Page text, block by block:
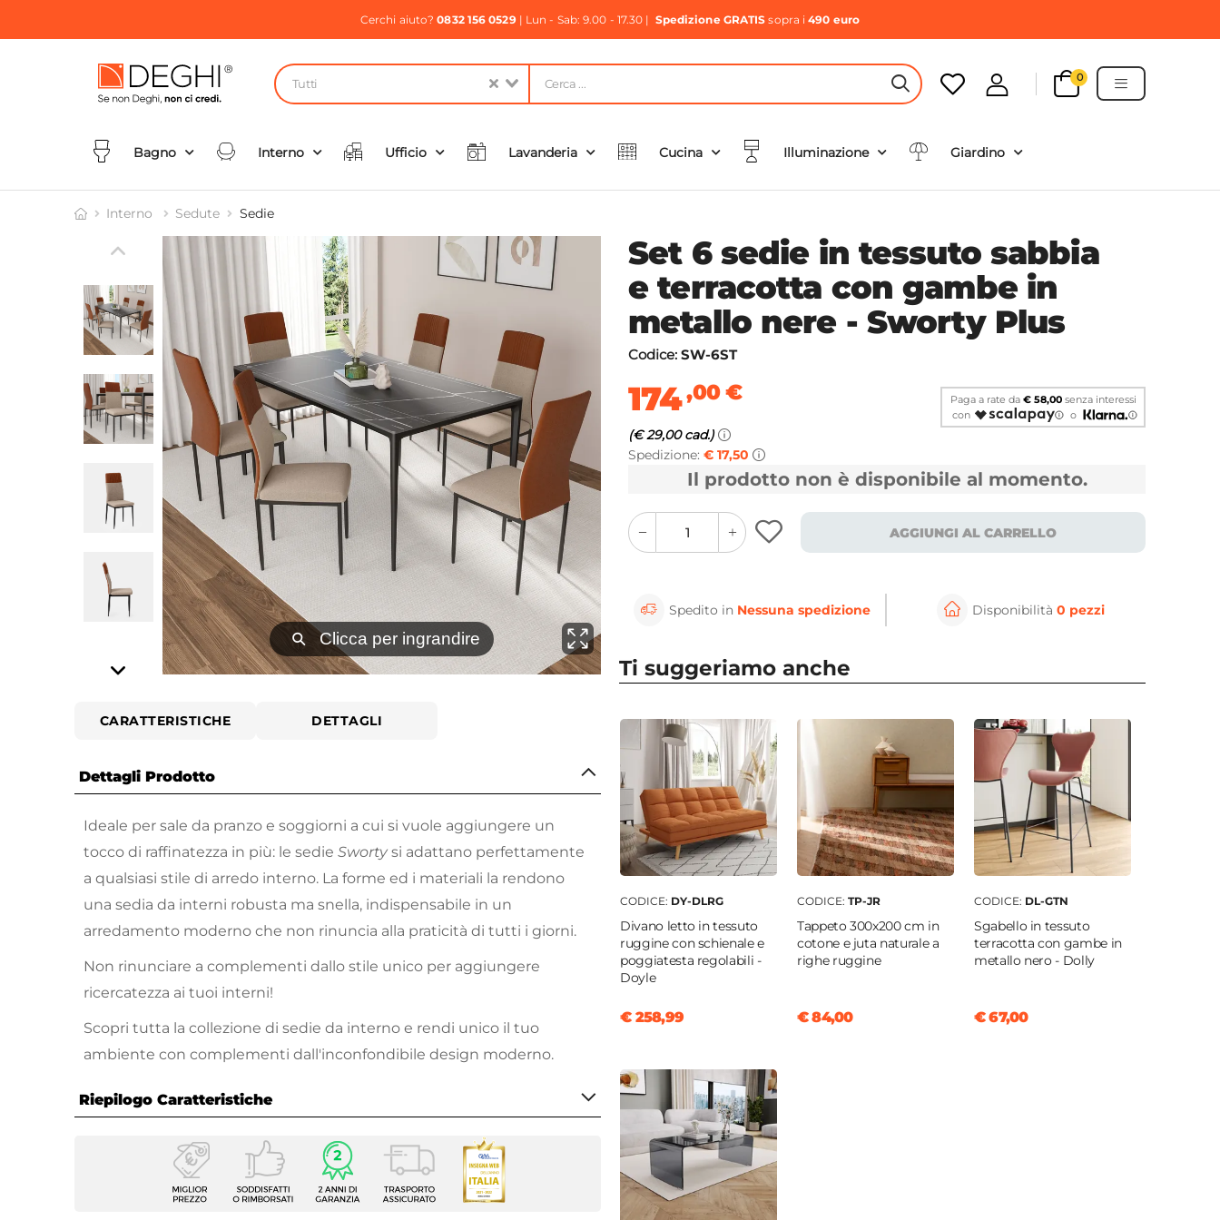
Cerchi aiuto?0832 156 0529| Lun - Sab: 9.00 - 17.30 | Spedizione GRATIS sopra i490 euro
Tutti HEADER SEARCH BUTTON
0
Bagno Interno Ufficio Lavanderia Cucina Illuminazione Giardino
Interno Sedute Sedie
⚲ Clicca per ingrandire
CARATTERISTICHE DETTAGLI
Dettagli Prodotto
Ideale per sale da pranzo e soggiorni a cui si vuole aggiungere un
tocco di raffinatezza in più: le sedie Sworty si adattano perfettamente
a qualsiasi stile di arredo interno. La forme ed i materiali la rendono
una sedia da interni robusta ma snella, indispensabile in un
arredamento moderno che non rinuncia alla praticità di tutti i giorni.
Non rinunciare a complementi dallo stile unico per aggiungere
ricercatezza ai tuoi interni!
Scopri tutta la collezione di sedie da interno e rendi unico il tuo
ambiente con complementi dall'inconfondibile design moderno.
Riepilogo Caratteristiche
Caratteristiche
Set di sedie
Sworty Plus
Set 6 sedie in tessuto sabbia
e terracotta con gambe in
metallo nere - Sworty Plus
Codice: SW-6ST
174,00€
(€ 29,00 cad.)
Spedizione: € 17,50
Paga a rate da € 58,00senza interessi
con
o
Il prodotto non è disponibile al momento.
quantity
button
quantity
minus
button
AGGIUNGI AL CARRELLO
Spedito in Nessuna spedizione Disponibilità 0 pezzi
Ti suggeriamo anche
CODICE: DY-DLRG
Divano letto in tessuto
ruggine con schienale e
poggiatesta regolabili -
Doyle
€ 258,99
CODICE: TP-JR
Tappeto 300x200 cm in
cotone e juta naturale a
righe ruggine
€ 84,00
CODICE: DL-GTN
Sgabello in tessuto
terracotta con gambe in
metallo nero - Dolly
€ 67,00